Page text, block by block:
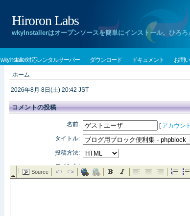
Hiroron Labs
wkyInstallerはオープンソースを簡単にインストール。ひろ
wkyInstaller対応レンタルサーバー ダウンロード ドキュメント お問
ホーム
2026年8月 8日(土) 20:42 JST
コメントの投稿
名前: [ アカウン
タイトル:
投稿方法:
コメント: